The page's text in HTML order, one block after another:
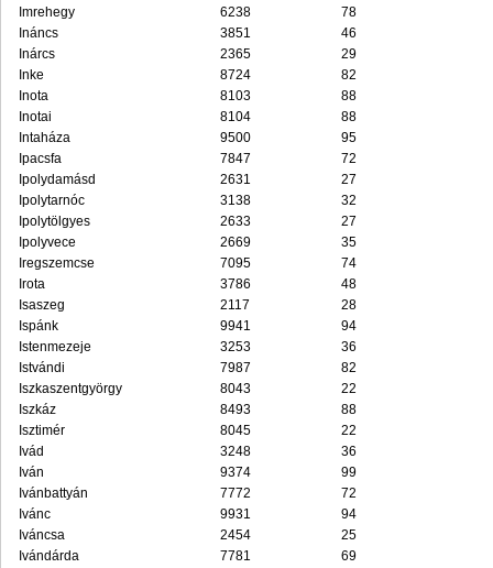
Imrehegy
6238
78
Ináncs
3851
46
Inárcs
2365
29
Inke
8724
82
Inota
8103
88
Inotai
8104
88
Intaháza
9500
95
Ipacsfa
7847
72
Ipolydamásd
2631
27
Ipolytarnóc
3138
32
Ipolytölgyes
2633
27
Ipolyvece
2669
35
Iregszemcse
7095
74
Irota
3786
48
Isaszeg
2117
28
Ispánk
9941
94
Istenmezeje
3253
36
Istvándi
7987
82
Iszkaszentgyörgy
8043
22
Iszkáz
8493
88
Isztimér
8045
22
Ivád
3248
36
Iván
9374
99
Ivánbattyán
7772
72
Ivánc
9931
94
Iváncsa
2454
25
Ivándárda
7781
69